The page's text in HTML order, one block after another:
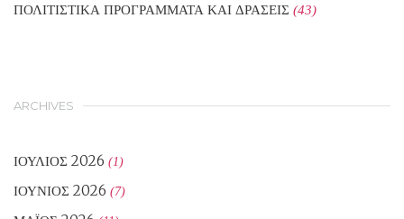
ΠΟΛΙΤΙΣΤΙΚΑ ΠΡΟΓΡΑΜΜΑΤΑ ΚΑΙ ΔΡΑΣΕΙΣ (43)
ARCHIVES
ΙΟΎΛΙΟΣ 2026 (1)
ΙΟΎΝΙΟΣ 2026 (7)